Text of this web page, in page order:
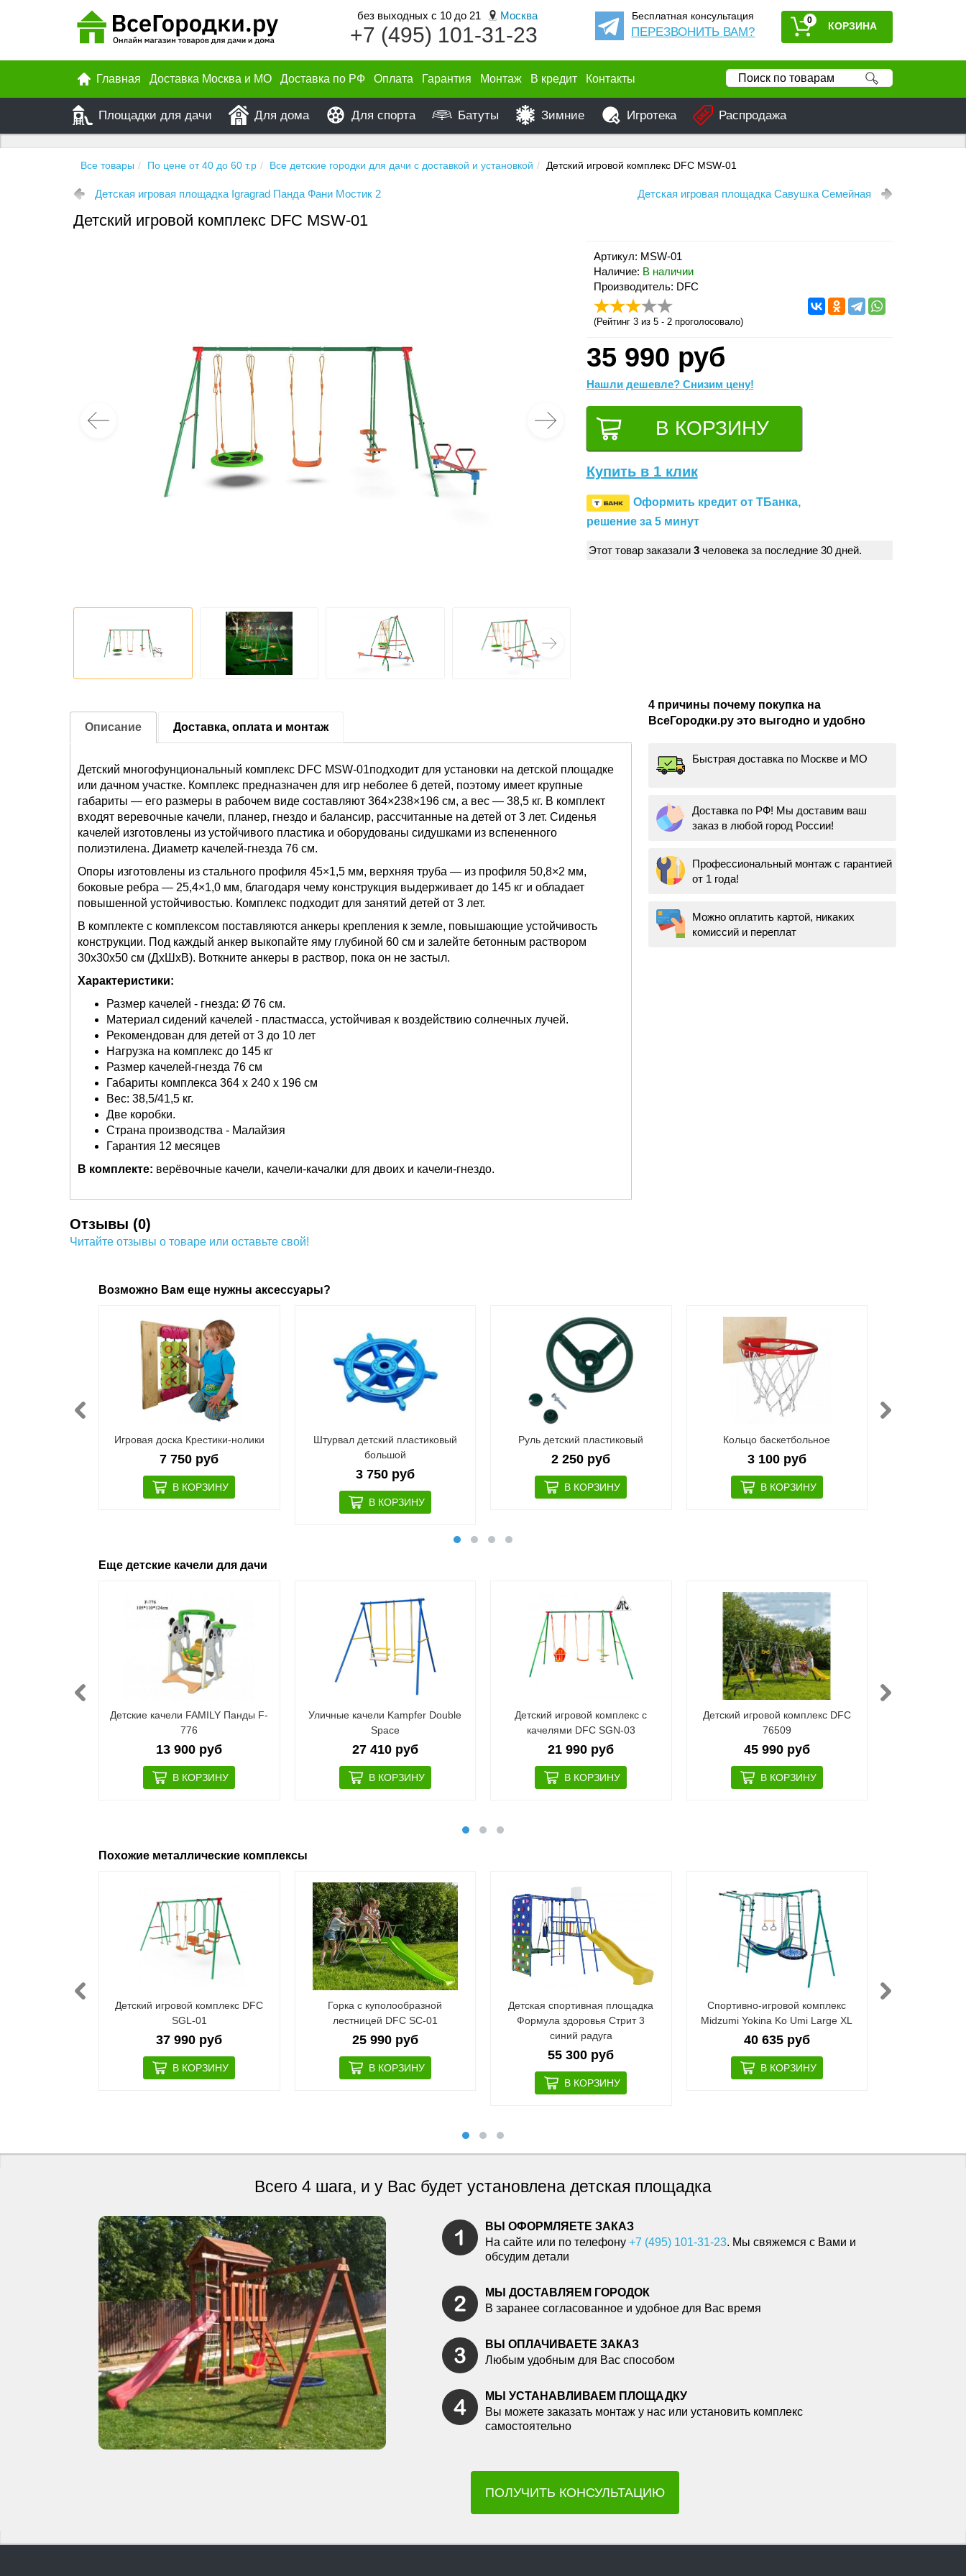
без выходных с 10 до 21 Москва
+7 (495) 101-31-23
Бесплатная консультация
ПЕРЕЗВОНИТЬ ВАМ?
0
Главная Доставка Москва и МО Доставка по РФ Оплата Гарантия Монтаж В кредит Контакты
Площадки для дачи Для дома Для спорта Батуты Зимние Игротека Распродажа
Все товары По цене от 40 до 60 т.р Все детские городки для дачи с доставкой и установкой Детский игровой комплекс DFC MSW-01
Детская игровая площадка Igragrad Панда Фани Мостик 2 Детская игровая площадка Савушка Семейная
Детский игровой комплекс DFC MSW-01
Артикул: MSW-01
Наличие: В наличии
Производитель: DFC
(Рейтинг 3из 5 - 2проголосовало)
35 990 руб
Нашли дешевле? Снизим цену!
Купить в 1 клик
Оформить кредит от ТБанка,
решение за 5 минут
Этот товар заказали 3человека за последние 30 дней.
Описание Доставка, оплата и монтаж
Детский многофунциональный комплекс DFC MSW-01подходит для установки на детской площадке
или дачном участке. Комплекс предназначен для игр неболее 6 детей, поэтому имеет крупные
габариты — его размеры в рабочем виде составляют 364×238×196 см, а вес — 38,5 кг. В комплект
входят веревочные качели, планер, гнездо и балансир, рассчитанные на детей от 3 лет. Сиденья
качелей изготовлены из устойчивого пластика и оборудованы сидушками из вспененного
полиэтилена. Диаметр качелей-гнезда 76 см.
Опоры изготовлены из стального профиля 45×1,5 мм, верхняя труба — из профиля 50,8×2 мм,
боковые ребра — 25,4×1,0 мм, благодаря чему конструкция выдерживает до 145 кг и обладает
повышенной устойчивостью. Комплекс подходит для занятий детей от 3 лет.
В комплекте с комплексом поставляются анкеры крепления к земле, повышающие устойчивость
конструкции. Под каждый анкер выкопайте яму глубиной 60 см и залейте бетонным раствором
30x30x50 см (ДxШxВ). Воткните анкеры в раствор, пока он не застыл.
Характеристики:
Размер качелей - гнезда: Ø 76 см.
Материал сидений качелей - пластмасса, устойчивая к воздействию солнечных лучей.
Рекомендован для детей от 3 до 10 лет
Нагрузка на комплекс до 145 кг
Размер качелей-гнезда 76 см
Габариты комплекса 364 х 240 х 196 см
Вес: 38,5/41,5 кг.
Две коробки.
Страна производства - Малайзия
Гарантия 12 месяцев
В комплекте: верёвочные качели, качели-качалки для двоих и качели-гнездо.
Отзывы (0)
Читайте отзывы о товаре или оставьте свой!
4 причины почему покупка на
ВсеГородки.ру это выгодно и удобно
Быстрая доставка по Москве и МО
Доставка по РФ! Мы доставим ваш
заказ в любой город России!
Профессиональный монтаж с гарантией
от 1 года!
Можно оплатить картой, никаких
комиссий и переплат
Возможно Вам еще нужны аксессуары?
Игровая доска Крестики-нолики
7 750 руб
Штурвал детский пластиковый
большой
3 750 руб
Руль детский пластиковый
2 250 руб
Кольцо баскетбольное
3 100 руб
Еще детские качели для дачи
Детские качели FAMILY Панды F-
776
13 900 руб
Уличные качели Kampfer Double
Space
27 410 руб
Детский игровой комплекс с
качелями DFC SGN-03
21 990 руб
Детский игровой комплекс DFC
76509
45 990 руб
Похожие металлические комплексы
Детский игровой комплекс DFC
SGL-01
37 990 руб
Горка с куполообразной
лестницей DFC SC-01
25 990 руб
Детская спортивная площадка
Формула здоровья Стрит 3
синий радуга
55 300 руб
Спортивно-игровой комплекс
Midzumi Yokina Ko Umi Large XL
40 635 руб
Всего 4 шага, и у Вас будет установлена детская площадка
ВЫ ОФОРМЛЯЕТЕ ЗАКАЗ
На сайте или по телефону +7 (495) 101-31-23. Мы свяжемся с Вами и
обсудим детали
МЫ ДОСТАВЛЯЕМ ГОРОДОК
В заранее согласованное и удобное для Вас время
ВЫ ОПЛАЧИВАЕТЕ ЗАКАЗ
Любым удобным для Вас способом
МЫ УСТАНАВЛИВАЕМ ПЛОЩАДКУ
Вы можете заказать монтаж у нас или установить комплекс
самостоятельно
ПОЛУЧИТЬ КОНСУЛЬТАЦИЮ